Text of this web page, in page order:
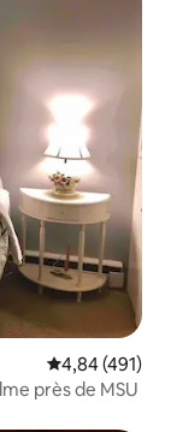
Évaluation
4,84 (491)
près de MSU